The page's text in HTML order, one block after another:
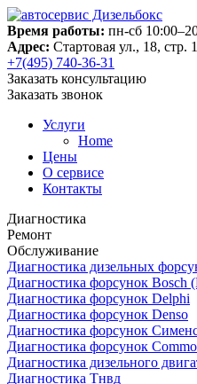
Время работы: пн-сб
Адрес: Стартовая ул., 18,
+7(495) 740-36-31
Заказать консультацию
Заказать звонок
Услуги
Home
Цены
О сервисе
Контакты
Диагностика
Ремонт
Обслуживание
Диагностика дизельных
Диагностика форсунок Bosch
Диагностика форсунок Delphi
Диагностика форсунок Denso
Диагностика форсунок
Диагностика форсунок
Диагностика дизельного
Диагностика Тнвд